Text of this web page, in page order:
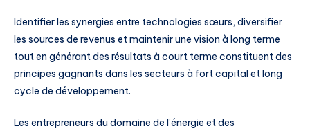
Identifier les synergies entre technologies sœurs, diversifier
les sources de revenus et maintenir une vision à long terme
tout en générant des résultats à court terme constituent des
principes gagnants dans les secteurs à fort capital et long
cycle de développement.
Les entrepreneurs du domaine de l’énergie et des